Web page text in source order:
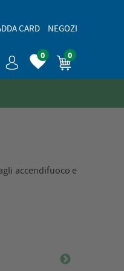
CARD NEGOZI
0 0
accendifuoco e